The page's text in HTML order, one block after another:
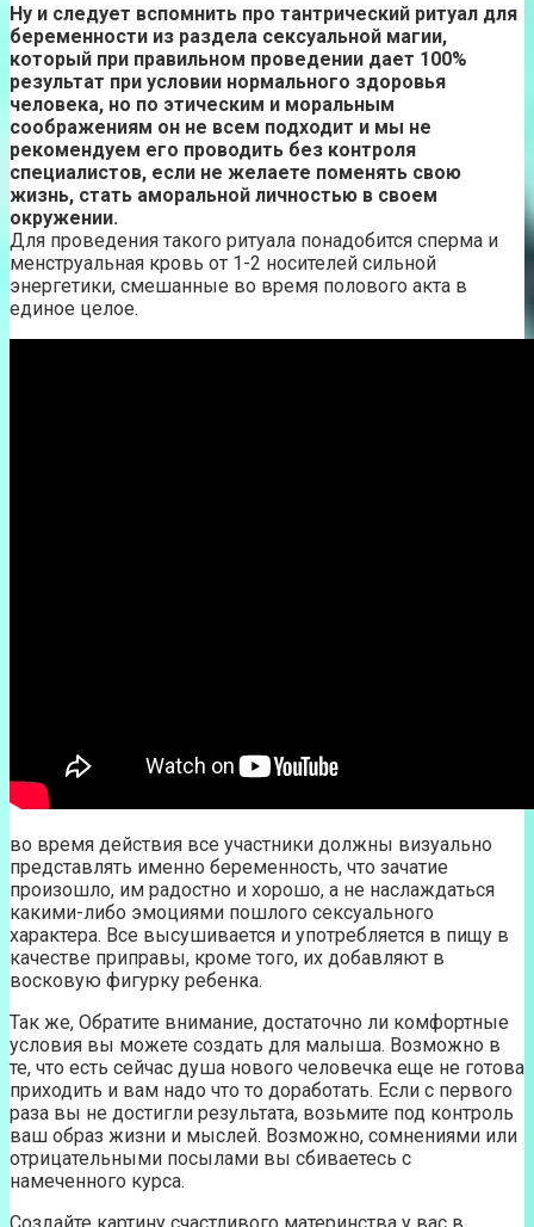
Ну и следует вспомнить про тантрический ритуал для
беременности из раздела сексуальной магии,
который при правильном проведении дает 100%
результат при условии нормального здоровья
человека, но по этическим и моральным
соображениям он не всем подходит и мы не
рекомендуем его проводить без контроля
специалистов, если не желаете поменять свою
жизнь, стать аморальной личностью в своем
окружении.
Для проведения такого ритуала понадобится сперма и
менструальная кровь от 1-2 носителей сильной
энергетики, смешанные во время полового акта в
единое целое.
во время действия все участники должны визуально
представлять именно беременность, что зачатие
произошло, им радостно и хорошо, а не наслаждаться
какими-либо эмоциями пошлого сексуального
характера. Все высушивается и употребляется в пищу в
качестве приправы, кроме того, их добавляют в
восковую фигурку ребенка.
Так же, Обратите внимание, достаточно ли комфортные
условия вы можете создать для малыша. Возможно в
те, что есть сейчас душа нового человечка еще не готова
приходить и вам надо что то доработать. Если с первого
раза вы не достигли результата, возьмите под контроль
ваш образ жизни и мыслей. Возможно, сомнениями или
отрицательными посылами вы сбиваетесь с
намеченного курса.